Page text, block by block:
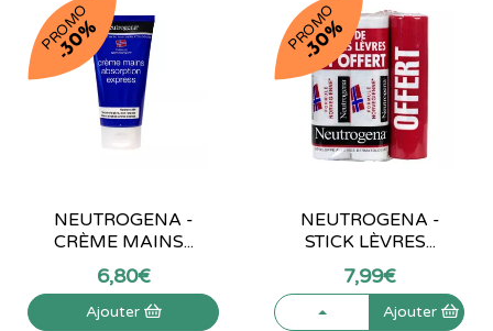
PROMO
-30%
NEUTROGENA -
CRÈME MAINS...
6,80€
Ajouter
PROMO
-30%
NEUTROGENA -
STICK LÈVRES...
7,99€
Ajouter